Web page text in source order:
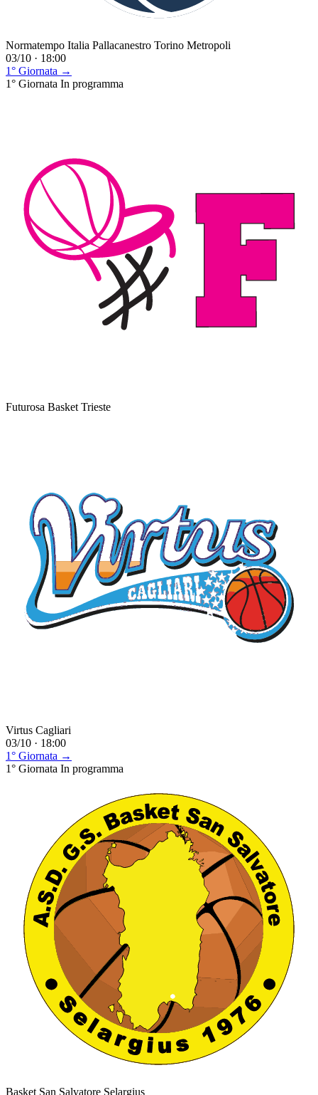
Normatempo Italia Pallacanestro Torino Metropoli
03/10 · 18:00
1° Giornata →
1° Giornata In programma
Futurosa Basket Trieste
Virtus Cagliari
03/10 · 18:00
1° Giornata →
1° Giornata In programma
Basket San Salvatore Selargius